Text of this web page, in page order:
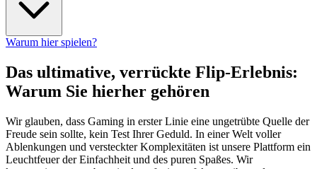
Warum hier spielen?
Das ultimative, verrückte Flip-Erlebnis:
Warum Sie hierher gehören
Wir glauben, dass Gaming in erster Linie eine ungetrübte Quelle der
Freude sein sollte, kein Test Ihrer Geduld. In einer Welt voller
Ablenkungen und versteckter Komplexitäten ist unsere Plattform ein
Leuchtfeuer der Einfachheit und des puren Spaßes. Wir